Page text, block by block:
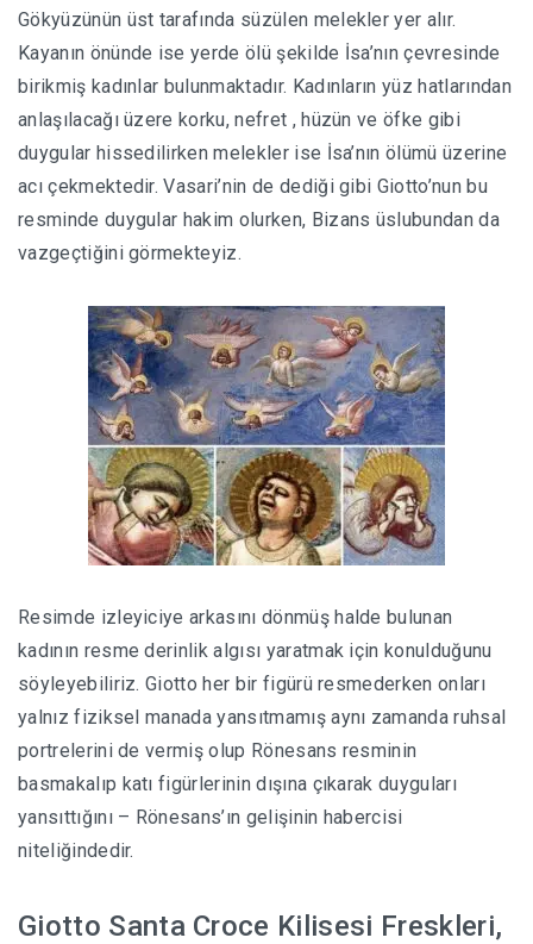
Gökyüzünün üst tarafında süzülen melekler yer alır.
Kayanın önünde ise yerde ölü şekilde İsa’nın çevresinde
birikmiş kadınlar bulunmaktadır. Kadınların yüz hatlarından
anlaşılacağı üzere korku, nefret , hüzün ve öfke gibi
duygular hissedilirken melekler ise İsa’nın ölümü üzerine
acı çekmektedir. Vasari’nin de dediği gibi Giotto’nun bu
resminde duygular hakim olurken, Bizans üslubundan da
vazgeçtiğini görmekteyiz.
Resimde izleyiciye arkasını dönmüş halde bulunan
kadının resme derinlik algısı yaratmak için konulduğunu
söyleyebiliriz. Giotto her bir figürü resmederken onları
yalnız fiziksel manada yansıtmamış aynı zamanda ruhsal
portrelerini de vermiş olup Rönesans resminin
basmakalıp katı figürlerinin dışına çıkarak duyguları
yansıttığını – Rönesans’ın gelişinin habercisi
niteliğindedir.
Giotto Santa Croce Kilisesi Freskleri,